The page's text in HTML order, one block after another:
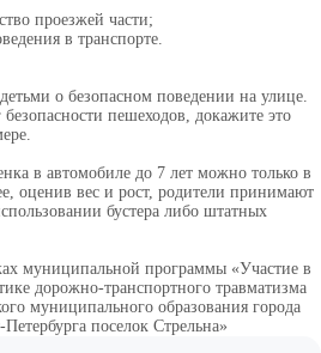
проезжей части;
в транспорте.
о безопасном поведении на улице.
пешеходов, докажите это
в автомобиле до 7 лет можно только в
оценив вес и рост, родители принимают
бустера либо штатных
муниципальной программы «Участие в
дорожно-транспортного травматизма
муниципального образования города
поселок Стрельна»